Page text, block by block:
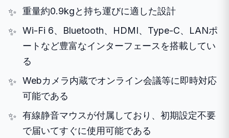
重量約0.9kgと持ち運びに適した設計
Wi-Fi 6、Bluetooth、HDMI、Type-C、LANポ
ートなど豊富なインターフェースを搭載してい
る
Webカメラ内蔵でオンライン会議等に即時対応
可能である
有線静音マウスが付属しており、初期設定不要
で届いてすぐに使用可能である